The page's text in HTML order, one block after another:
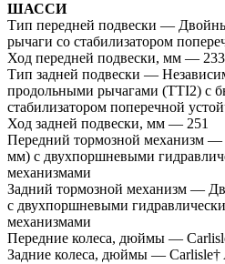
ШАССИ
Тип передней подвески —
рычаги со стабилизатором
Ход передней подвески, мм — 233
Тип задней подвески —
продольными рычагами (TTI2) с
стабилизатором поперечной
Ход задней подвески, мм — 251
Передний тормозной механизм —
мм) с двухпоршневыми
механизмами
Задний тормозной механизм —
с двухпоршневыми
механизмами
Передние колеса, дюймы —
Задние колеса, дюймы — Carlisle†